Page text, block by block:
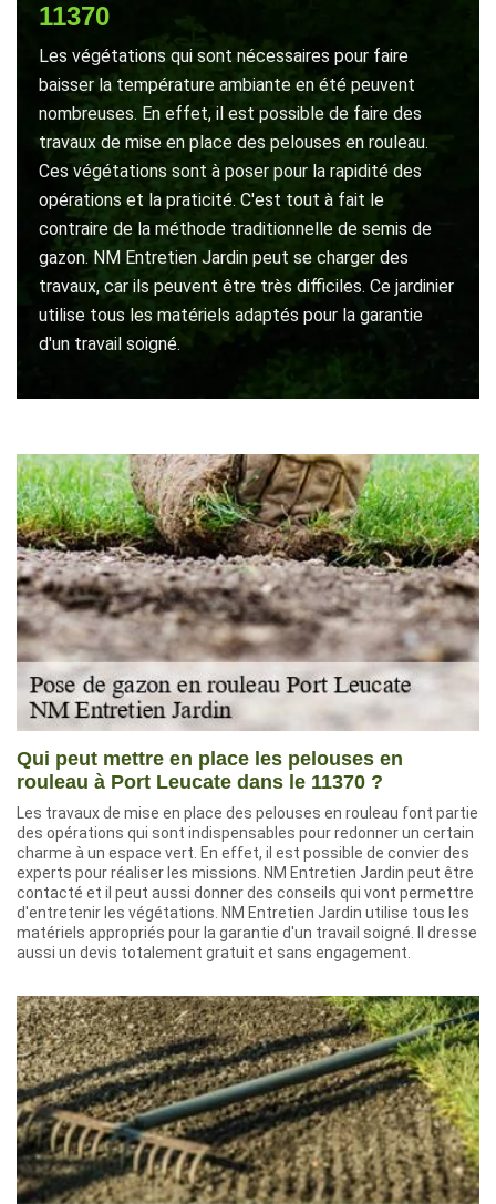
11370
Les végétations qui sont nécessaires pour faire
baisser la température ambiante en été peuvent
nombreuses. En effet, il est possible de faire des
travaux de mise en place des pelouses en rouleau.
Ces végétations sont à poser pour la rapidité des
opérations et la praticité. C'est tout à fait le
contraire de la méthode traditionnelle de semis de
gazon. NM Entretien Jardin peut se charger des
travaux, car ils peuvent être très difficiles. Ce jardinier
utilise tous les matériels adaptés pour la garantie
d'un travail soigné.
Qui peut mettre en place les pelouses en
rouleau à Port Leucate dans le 11370 ?
Les travaux de mise en place des pelouses en rouleau font partie
des opérations qui sont indispensables pour redonner un certain
charme à un espace vert. En effet, il est possible de convier des
experts pour réaliser les missions. NM Entretien Jardin peut être
contacté et il peut aussi donner des conseils qui vont permettre
d'entretenir les végétations. NM Entretien Jardin utilise tous les
matériels appropriés pour la garantie d'un travail soigné. Il dresse
aussi un devis totalement gratuit et sans engagement.